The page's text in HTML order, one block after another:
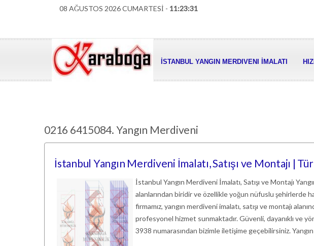
08 AĞUSTOS 2026 CUMARTESİ - 11:23:32
İSTANBUL YANGIN MERDIVENI İMALATI
0216 6415084. Yangın Merdiveni
İstanbul Yangın Merdiveni İmalatı, Satışı ve Montajı |
İstanbul Yangın Merdiveni İmalatı, Satışı ve Montajı
alanlarından biridir ve özellikle yoğun nüfuslu şehirlerde
firmamız, yangın merdiveni imalatı, satışı ve montajı
profesyonel hizmet sunmaktadır. Güvenli, dayanıklı ve
3938 numarasından bizimle iletişime geçebilirsiniz.